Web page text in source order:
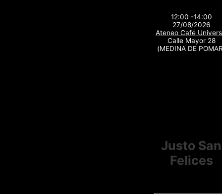
12:00 -14:00
27/08/2026
Ateneo Café
Calle Mayor 28
(MEDINA DE
Justo San
Felices